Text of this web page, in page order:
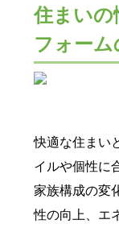
住まいの
フォー
快適な住まい
イルや個性に
家族構成の変
性の向上、エ